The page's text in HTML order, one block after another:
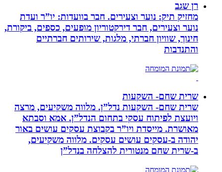
רן שגב
מחזיק תיק: נוער וצעירים. חבר בוועדות: יו”ר ועדת
נוער וצעירים, חבר דירקטוריון מופעים, כספים, ביקורת,
חינוך, שוויון חברתי, מלגות, שירותים חברתיים
והתנדבות
שרית שחם- השקעות
שרית שחם- השקעות נדל”ן. מלווה משקיעים, מרצה
ויועצת לפיתוח עסקי בתחום הנדל”ן. אמא וסבתא
מאושרת. ‏מייסדת ויו”ר בקבוצת עסקים עושים באור
יהודה‏ ב-‏עסקים עושים עסקים‏. ‏מלווה משקיעים,
ב-‏שרית שחם מנטורית להצלחה בנדל”ן‏